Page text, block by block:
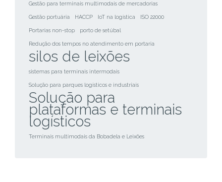
Gestão para terminais multimodais de mercadorias
Gestão portuária HACCP IoT na logística ISO 22000
Portarias non-stop porto de setúbal
Redução dos tempos no atendimento em portaria
silos de leixões
sistemas para terminais intermodais
Solução para parques logísticos e industriais
Solução para
plataformas e terminais
logísticos
Terminais multimodais da Bobadela e Leixões